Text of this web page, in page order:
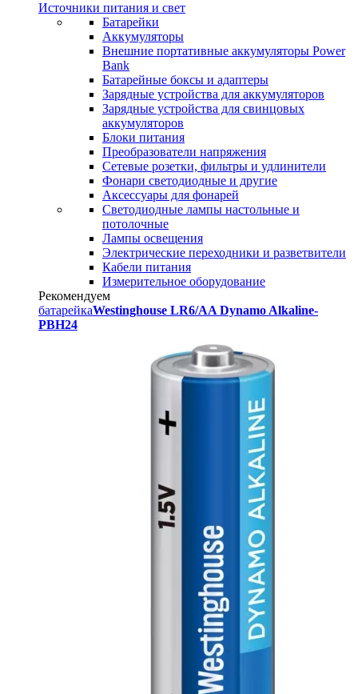
Источники питания и свет
Батарейки
Аккумуляторы
Внешние портативные аккумуляторы Power
Bank
Батарейные боксы и адаптеры
Зарядные устройства для аккумуляторов
Зарядные устройства для свинцовых
аккумуляторов
Блоки питания
Преобразователи напряжения
Сетевые розетки, фильтры и удлинители
Фонари светодиодные и другие
Аксессуары для фонарей
Светодиодные лампы настольные и
потолочные
Лампы освещения
Электрические переходники и разветвители
Кабели питания
Измерительное оборудование
Рекомендуем
батарейкаWestinghouse LR6/AA Dynamo Alkaline-
PBH24